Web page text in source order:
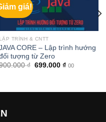
giá!
LẬP TRÌNH & CNTT
CORE – Lập trình hướng
tượng từ Zero
₫ Giá
699.000 ₫Giá
699.000 ₫.
00